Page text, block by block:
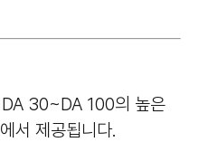
30~DA 100의 높은
서 제공됩니다.